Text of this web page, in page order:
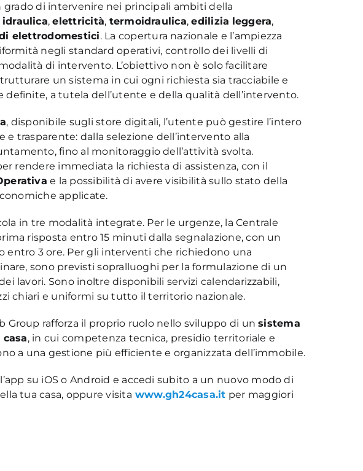
di intervenire nei principali ambiti della
idraulica,elettricità, termoidraulica,edilizia leggera,
elettrodomestici. La copertura nazionale e l’ampiezza
negli standard operativi, controllo dei livelli di
di intervento. L’obiettivo non è solo facilitare
strutturare un sistema in cui ogni richiesta sia tracciabile e
a tutela dell’utente e della qualità dell’intervento.
, disponibile sugli store digitali, l’utente può gestire l’intero
e trasparente: dalla selezione dell’intervento alla
fino al monitoraggio dell’attività svolta.
rendere immediata la richiesta di assistenza, con il
e la possibilità di avere visibilità sullo stato della
applicate.
in tre modalità integrate. Per le urgenze, la Centrale
risposta entro 15 minuti dalla segnalazione, con un
3 ore. Per gli interventi che richiedono una
sono previsti sopralluoghi per la formulazione di un
lavori. Sono inoltre disponibili servizi calendarizzabili,
chiari e uniformi su tutto il territorio nazionale.
Group rafforza il proprio ruolo nello sviluppo di unsistema
, in cui competenza tecnica, presidio territoriale e
a una gestione più efficiente e organizzata dell’immobile.
l’app su iOS o Android e accedi subito a un nuovo modo di
tua casa, oppure visita www.gh24casa.it per maggiori